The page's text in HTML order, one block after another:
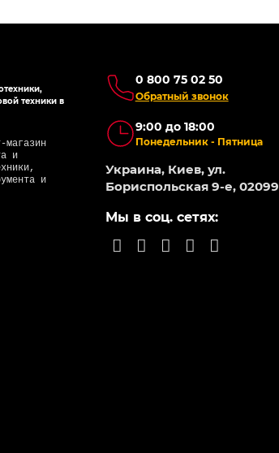
техники в
магазин
и
и
0 800 75 02 50
Обратный звонок
9:00 до 18:00
Понедельник - Пятница
Украина, Киев, ул.
Бориспольская 9-е, 02099
Мы в соц. сетях: